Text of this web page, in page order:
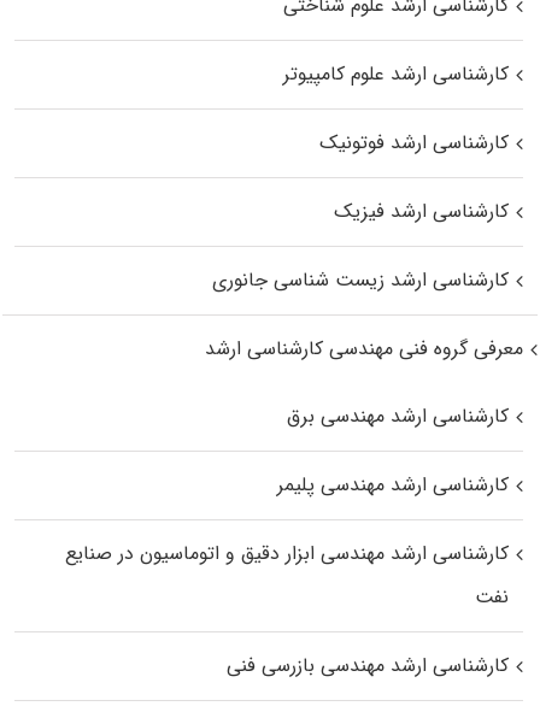
کارشناسی ارشد علوم کامپیوتر
کارشناسی ارشد فوتونیک
کارشناسی ارشد فیزیک
کارشناسی ارشد زیست‌ شناسی جانوری
معرفی گروه فنی مهندسی کارشناسی ارشد
کارشناسی ارشد مهندسی برق
کارشناسی ارشد مهندسی پلیمر
کارشناسی ارشد مهندسی ابزار دقیق و اتوماسیون در صنایع
نفت
کارشناسی ارشد مهندسی بازرسی فنی